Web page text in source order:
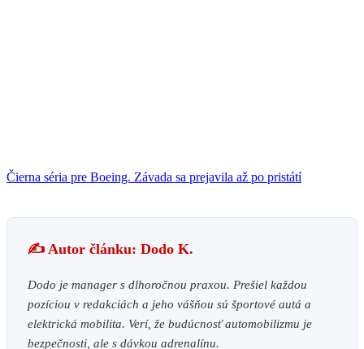
Čierna séria pre Boeing. Závada sa prejavila až po pristátí
✍️ Autor článku: Dodo K.
Dodo je manager s dlhoročnou praxou. Prešiel každou
pozíciou v redakciách a jeho vášňou sú športové autá a
elektrická mobilita. Verí, že budúcnosť automobilizmu je
bezpečnosti, ale s dávkou adrenalínu.